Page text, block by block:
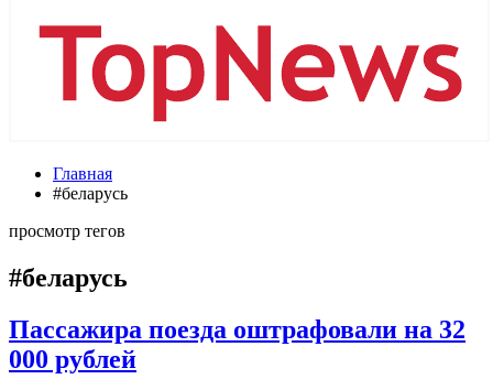
Главная
#беларусь
просмотр тегов
#беларусь
Пассажира поезда оштрафовали на 32
000 рублей